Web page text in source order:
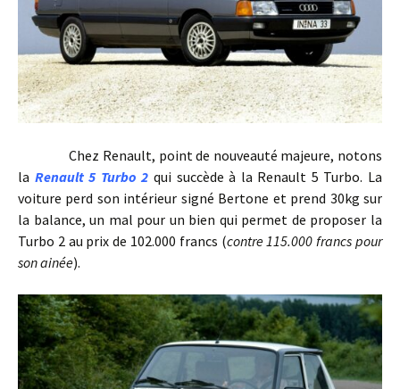
Chez Renault, point de nouveauté majeure, notons
la Renault 5 Turbo 2 qui succède à la Renault 5 Turbo. La
voiture perd son intérieur signé Bertone et prend 30kg sur
la balance, un mal pour un bien qui permet de proposer la
Turbo 2 au prix de 102.000 francs (contre 115.000 francs pour
son ainée).